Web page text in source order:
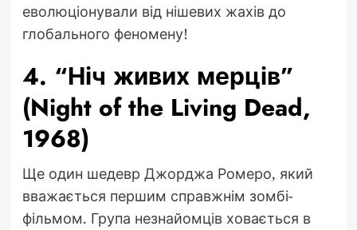
еволюціонували від нішевих жахів до
глобального феномену!
4. “Ніч живих мерців”
(Night of the Living Dead,
1968)
Ще один шедевр Джорджа Ромеро, який
вважається першим справжнім зомбі-
фільмом. Група незнайомців ховається в